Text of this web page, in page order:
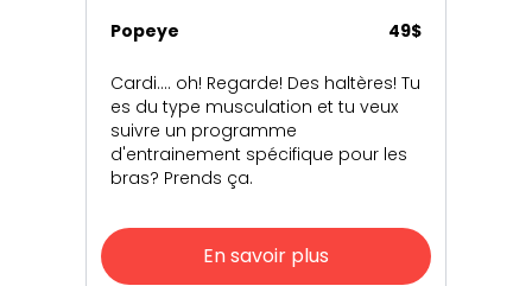
Popeye 49$
Cardi.... oh! Regarde! Des haltères! Tu
es du type musculation et tu veux
suivre un programme
d'entrainement spécifique pour les
bras? Prends ça.
En savoir plus